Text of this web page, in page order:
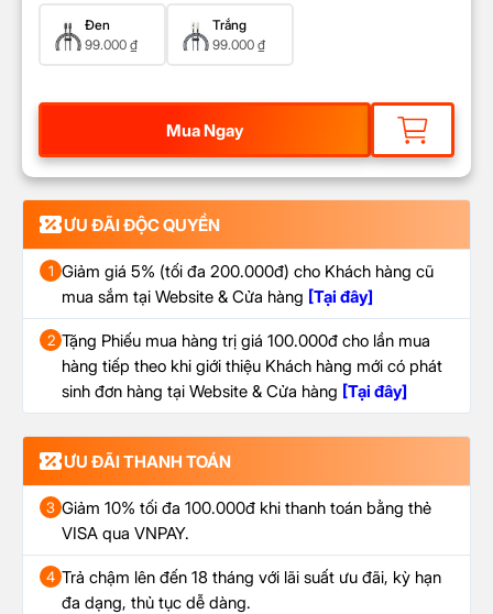
Đen
99.000 ₫
Trắng
99.000 ₫
Mua Ngay
ƯU ĐÃI ĐỘC QUYỀN
1 Giảm giá 5% (tối đa 200.000đ) cho Khách hàng cũ
mua sắm tại Website & Cửa hàng [Tại đây]
2 Tặng Phiếu mua hàng trị giá 100.000đ cho lần mua
hàng tiếp theo khi giới thiệu Khách hàng mới có phát
sinh đơn hàng tại Website & Cửa hàng [Tại đây]
ƯU ĐÃI THANH TOÁN
3 Giảm 10% tối đa 100.000đ khi thanh toán bằng thẻ
VISA qua VNPAY.
4 Trả chậm lên đến 18 tháng với lãi suất ưu đãi, kỳ hạn
đa dạng, thủ tục dễ dàng.